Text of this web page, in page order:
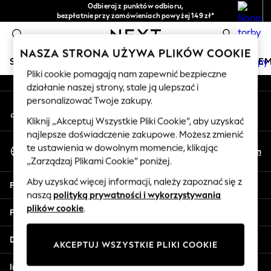
Odbieraj z punktów odbioru,
bezpłatnie przy zamówieniach powyżej 149 zł*
Łatwe zwroty*
0
SKLEP WAKACYJNY
HOLIDAY SHOP
Women's Holiday Shop
All Swimwear
All Beachwear
Bags & Accessories
Beach Dresses & Kaftans
Dresses
Flip Flops
Sliders
Jumpsuits & Playsuits
Sandals
Shorts
An error occurred on client
Nasze media społecznościowe
Moje konto
Zaloguj się na swoje konto
Wybierz Język
Polski
En
Pomoc
Prywatność i zasady prawne
Działy
Inne usługi
NASZA STRONA UŻYWA PLIKÓW COOKIE
Pliki cookie pomagają nam zapewnić bezpieczne
działanie naszej strony, stale ją ulepszać i
personalizować Twoje zakupy.
Kliknij „Akceptuj Wszystkie Pliki Cookie”, aby uzyskać
najlepsze doświadczenie zakupowe. Możesz zmienić
te ustawienia w dowolnym momencie, klikając
„Zarządzaj Plikami Cookie” poniżej.
Aby uzyskać więcej informacji, należy zapoznać się z
naszą polityką prywatności i wykorzystywania
plików cookie.
AKCEPTUJ WSZYSTKIE PLIKI COOKIE